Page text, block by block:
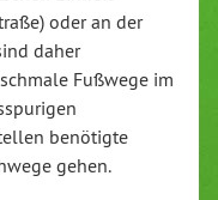
oder an der
daher
Fußwege im
benötigte
gehen.